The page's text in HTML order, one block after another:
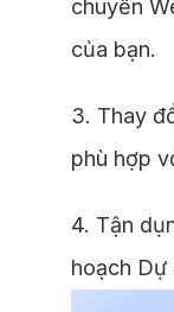
chuyển
của bạn.
3. Thay
phù hợp
4. Tận
hoạch Dự